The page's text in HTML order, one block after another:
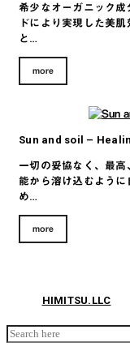
希少なオーガニック
ドにより実現した美
と…
more
Sun and soil –
一切の妥協なく、最
能から溶け込むよう
め…
more
HIMITSU.LLC
Search for: